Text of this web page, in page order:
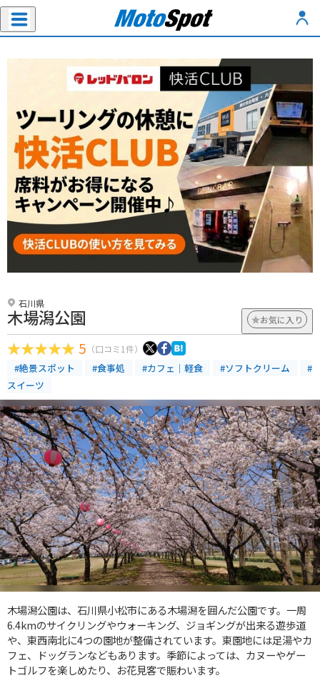
石川県
木場潟公園 お気に入り
5 （口コミ1件）
#絶景スポット #食事処 #カフェ｜軽食 #ソフトクリーム
#
スイーツ
木場潟公園は、石川県小松市にある木場潟を囲んだ公園です。一周
6.4kmのサイクリングやウォーキング、ジョギングが出来る遊歩道
や、東西南北に4つの園地が整備されています。東園地には足湯やカ
フェ、ドッグランなどもあります。季節によっては、カヌーやゲー
トゴルフを楽しめたり、お花見客で賑わいます。